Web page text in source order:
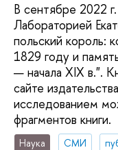
В сентябре 2022
Лабораторией
польский король:
1829 году и
— начала XIX в.".
сайте
исследованием
фрагментов книги.
Наука СМИ